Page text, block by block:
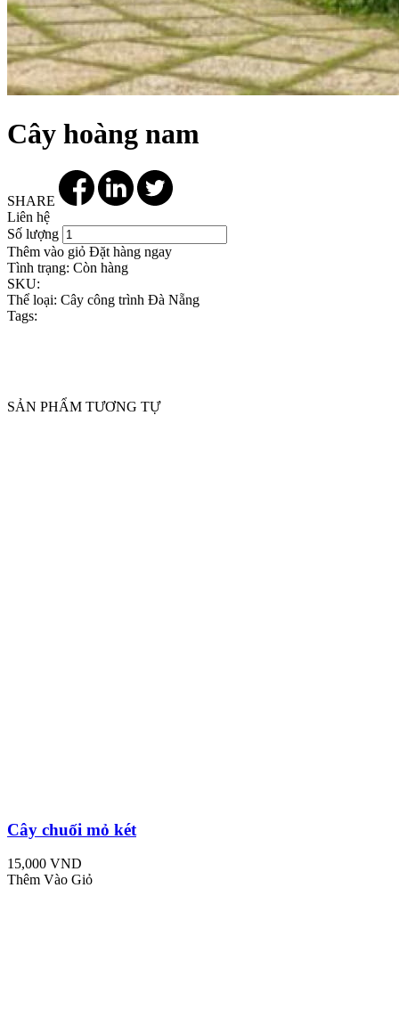
Cây hoàng nam
SHARE
Liên hệ
Số lượng
Thêm vào giỏ Đặt hàng ngay
Tình trạng: Còn hàng
SKU:
Thể loại: Cây công trình Đà Nẵng
Tags:
SẢN PHẨM TƯƠNG TỰ
Cây chuối mỏ két
15,000 VND
Thêm Vào Giỏ